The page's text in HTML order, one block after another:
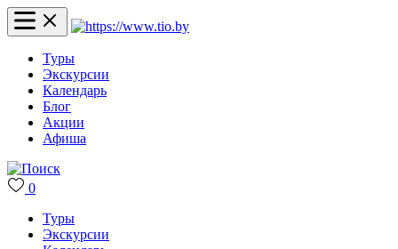
Туры
Экскурсии
Календарь
Блог
Акции
Афиша
0
Туры
Экскурсии